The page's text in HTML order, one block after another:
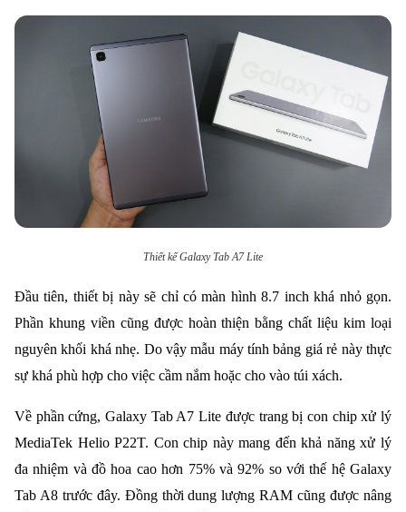
Thiết kế Galaxy Tab A7 Lite
Đầu tiên, thiết bị này sẽ chỉ có màn hình 8.7 inch khá nhỏ gọn.
Phần khung viền cũng được hoàn thiện bằng chất liệu kim loại
nguyên khối khá nhẹ. Do vậy mẫu máy tính bảng giá rẻ này thực
sự khá phù hợp cho việc cầm nắm hoặc cho vào túi xách.
Về phần cứng, Galaxy Tab A7 Lite được trang bị con chip xử lý
MediaTek Helio P22T. Con chip này mang đến khả năng xử lý
đa nhiệm và đồ hoa cao hơn 75% và 92% so với thế hệ Galaxy
Tab A8 trước đây. Đồng thời dung lượng RAM cũng được nâng